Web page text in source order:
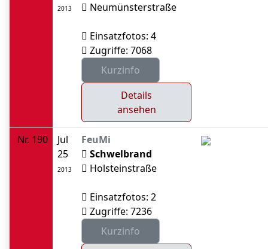
2013
Neumünsterstraße
Einsatzfotos: 4
Zugriffe: 7068
Details
ansehen
Nr. 190
Jul
25
2013
FeuMi
Schwelbrand
Holsteinstraße
Einsatzfotos: 2
Zugriffe: 7236